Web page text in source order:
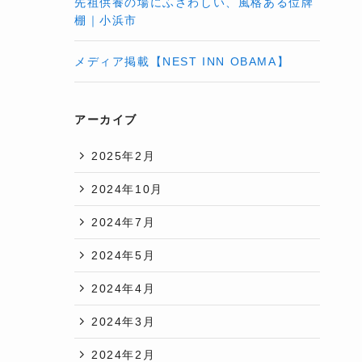
棚｜小浜市
メディア掲載【NEST INN OBAMA】
アーカイブ
2025年2月
2024年10月
2024年7月
2024年5月
2024年4月
2024年3月
2024年2月